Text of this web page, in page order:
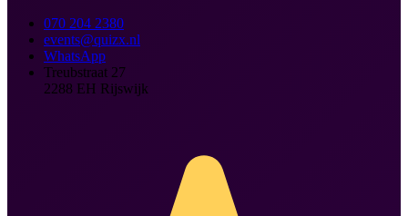
070 204 2380
events@quizx.nl
WhatsApp
Treubstraat 27
2288 EH Rijswijk